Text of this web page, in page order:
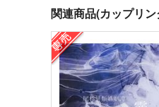
微睡
関連商品(カップリン